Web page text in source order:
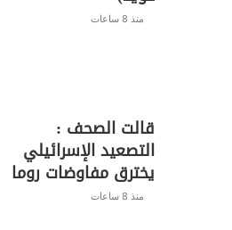
منذ 8 ساعات
قالت الصحف :
التصعيد الإسرائيلي
يخترق مفاوضات روما
منذ 8 ساعات